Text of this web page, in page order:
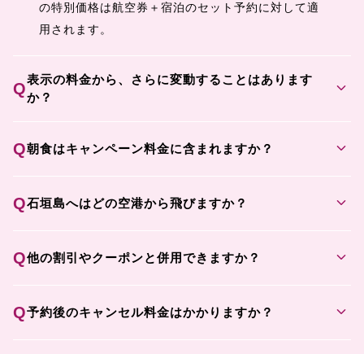
の特別価格は航空券＋宿泊のセット予約に対して適
用されます。
Q表示の料金から、さらに変動することはあります
か？
expand_more
Q朝食はキャンペーン料金に含まれますか？ expand_more
Q石垣島へはどの空港から飛びますか？ expand_more
Q他の割引やクーポンと併用できますか？ expand_more
Q予約後のキャンセル料金はかかりますか？ expand_more